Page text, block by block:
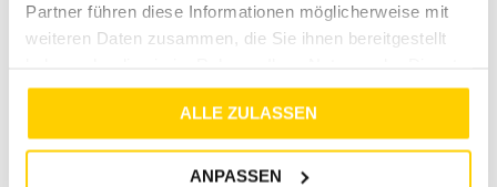
Partner führen diese Informationen möglicherweise mit
weiteren Daten zusammen, die Sie ihnen bereitgestellt
gesammelt haben.
ALLE ZULASSEN
ANPASSEN